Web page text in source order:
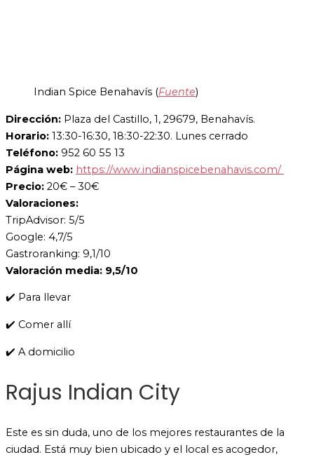
Indian Spice Benahavís (Fuente)
Dirección: Plaza del Castillo, 1, 29679, Benahavís.
Horario: 13:30-16:30, 18:30-22:30. Lunes cerrado
Teléfono: 952 60 55 13
Página web: https://www.indianspicebenahavis.com/
Precio: 20€ – 30€
Valoraciones:
TripAdvisor: 5/5
Google: 4,7/5
Gastroranking: 9,1/10
Valoración media: 9,5/10
✔️ Para llevar
✔️ Comer allí
✔️ A domicilio
Rajus Indian City
Este es sin duda, uno de los mejores restaurantes de la
ciudad. Está muy bien ubicado y el local es acogedor,